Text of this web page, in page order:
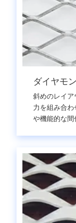
ダイヤモ
斜めのレイ
力を組み合
や機能的な間